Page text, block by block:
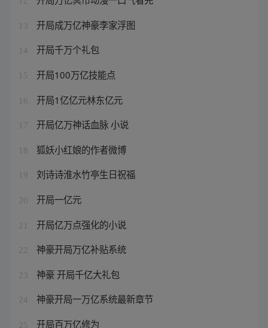
13 开局成万亿神豪李家浮图
14 开局千万个礼包
15 开局100万亿技能点
16 开局1亿亿元林东亿元
17 开局亿万神话血脉 小说
18 狐妖小红娘的作者微博
19 刘诗诗淮水竹亭生日祝福
20 开局一亿元
21 开局亿万点强化的小说
22 神豪开局万亿补贴系统
23 神豪 开局千亿大礼包
24 神豪开局一万亿系统最新章节
25 开局百万亿修为